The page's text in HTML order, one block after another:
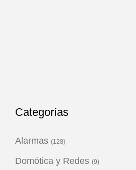
Categorías
Alarmas (128)
Domótica y Redes (9)